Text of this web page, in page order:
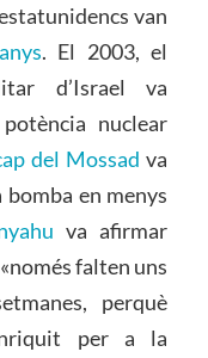
van
. El 2003, el
d’Israel va
nuclear
del Mossad va
en menys
va afirmar
falten uns
perquè
per a la